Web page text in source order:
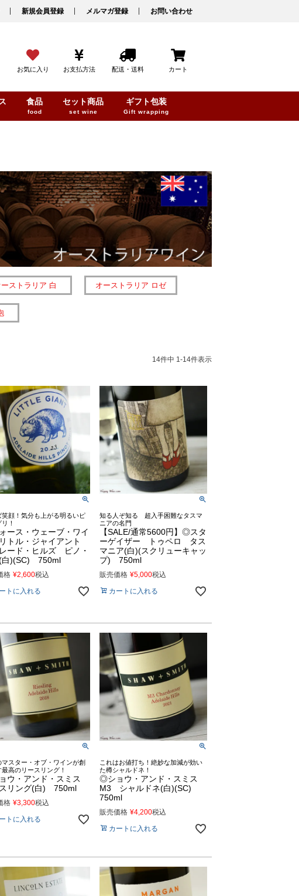
新規会員登録 メルマガ登録 お問い合わせ
お気に入り お支払方法 配送・送料 カート
食品
food
セット商品
set wine
ギフト包装
Gift wrapping
ーストラリア 白 オーストラリア ロゼ
14件中 1-14件表示
笑顔！気分も上がる明るいピ
！
ース・ウェーブ・ワイ
トル・ジャイアント
ード・ヒルズ ピノ・
白)(SC) 750ml
格 ¥2,600税込
トに入れる
知る人ぞ知る 超入手困難なタスマ
ニアの名門
【SALE/通常5600円】◎スタ
ーゲイザー トゥペロ タス
マニア(白)(スクリューキャッ
プ) 750ml
販売価格 ¥5,000税込
カートに入れる
マスター・オブ・ワインが創
最高のリースリング！
ウ・アンド・スミス
リング(白) 750ml
格 ¥3,300税込
トに入れる
これはお値打ち！絶妙な加減が効い
た樽シャルドネ！
◎ショウ・アンド・スミス
M3 シャルドネ(白)(SC)
750ml
販売価格 ¥4,200税込
カートに入れる